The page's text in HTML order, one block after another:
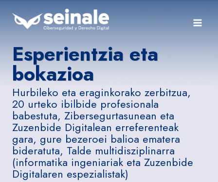
content
Esperientzia eta
bokazioa
Hurbileko eta eraginkorako zerbitzua,
20 urteko ibilbide profesionala
babestuta, Zibersegurtasunean eta
Zuzenbide Digitalean erreferenteak
gara, gure bezeroei balioa ematera
bideratuta, Talde multidisziplinarra
(informatika ingeniariak eta Zuzenbide
Digitalaren espezialistak)